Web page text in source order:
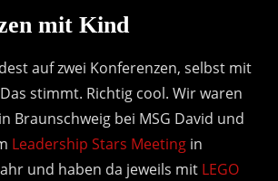
mit Kind
auf zwei Konferenzen, selbst mit
stimmt. Richtig cool. Wir waren
in Braunschweig bei MSG David und
Leadership Stars Meeting in
und haben da jeweils mit LEGO